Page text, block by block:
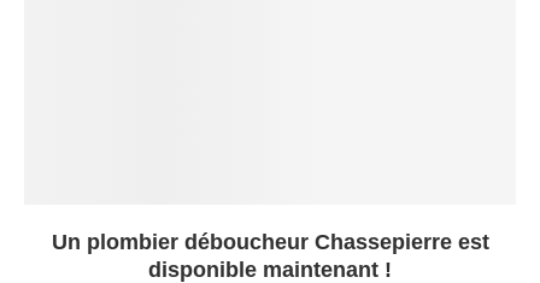
Un plombier déboucheur Chassepierre est
disponible maintenant !